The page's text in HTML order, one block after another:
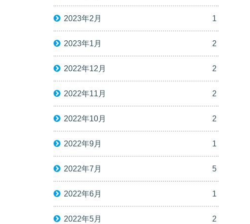
2023年2月 1
2023年1月 2
2022年12月 2
2022年11月 2
2022年10月 2
2022年9月 1
2022年7月 5
2022年6月 1
2022年5月 2